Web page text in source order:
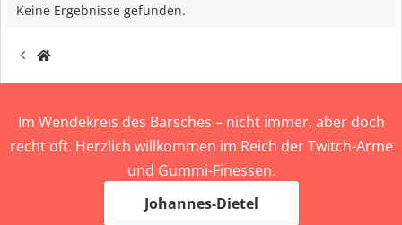
Keine Ergebnisse gefunden.
Im Wendekreis des Barsches – nicht immer, aber doch
recht oft. Herzlich willkommen im Reich der Twitch-Arme
und Gummi-Finessen.
Johannes-Dietel